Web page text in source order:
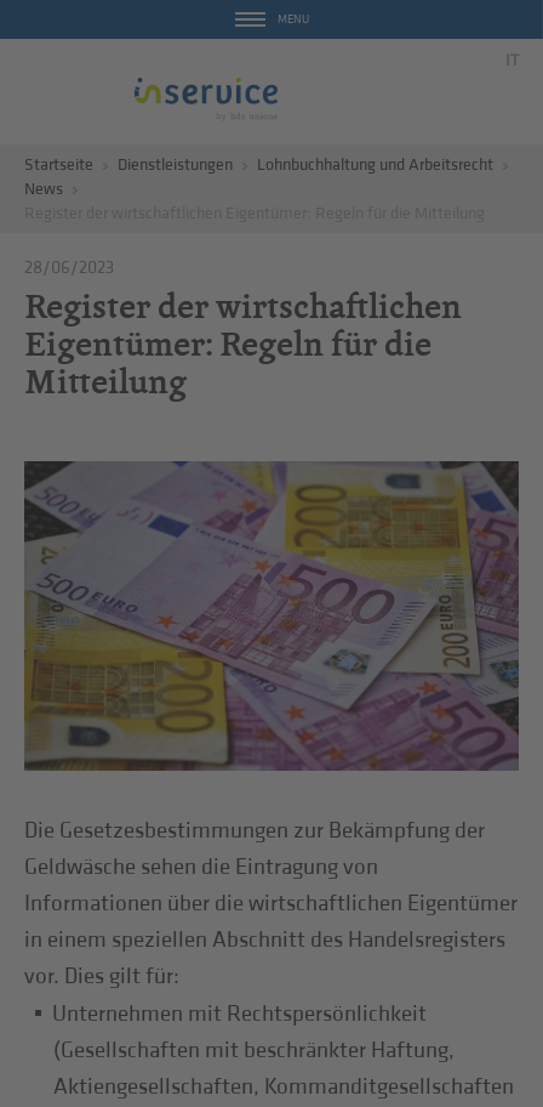
MENU
IT
Startseite Dienstleistungen
Lohnbuchhaltung und Arbeitsrecht
News
28/06/2023
Register der wirtschaftlichen
Eigentümer: Regeln für die
Mitteilung
Die Gesetzesbestimmungen zur Bekämpfung der
Geldwäsche sehen die Eintragung von
Informationen über die wirtschaftlichen Eigentümer
in einem speziellen Abschnitt des Handelsregisters
vor. Dies gilt für:
Unternehmen mit Rechtspersönlichkeit
(Gesellschaften mit beschränkter Haftung,
Aktiengesellschaften, Kommanditgesellschaften